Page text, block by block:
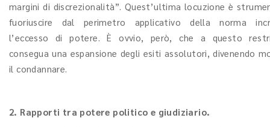
margini di discrezionalità”. Quest’ultima locuzione è
fuoriuscire dal perimetro applicativo della norma
l’eccesso di potere. È ovvio, però, che a questo
consegua una espansione degli esiti assolutori, divenendo
il condannare.
2. Rapporti tra potere politico e giudiziario.